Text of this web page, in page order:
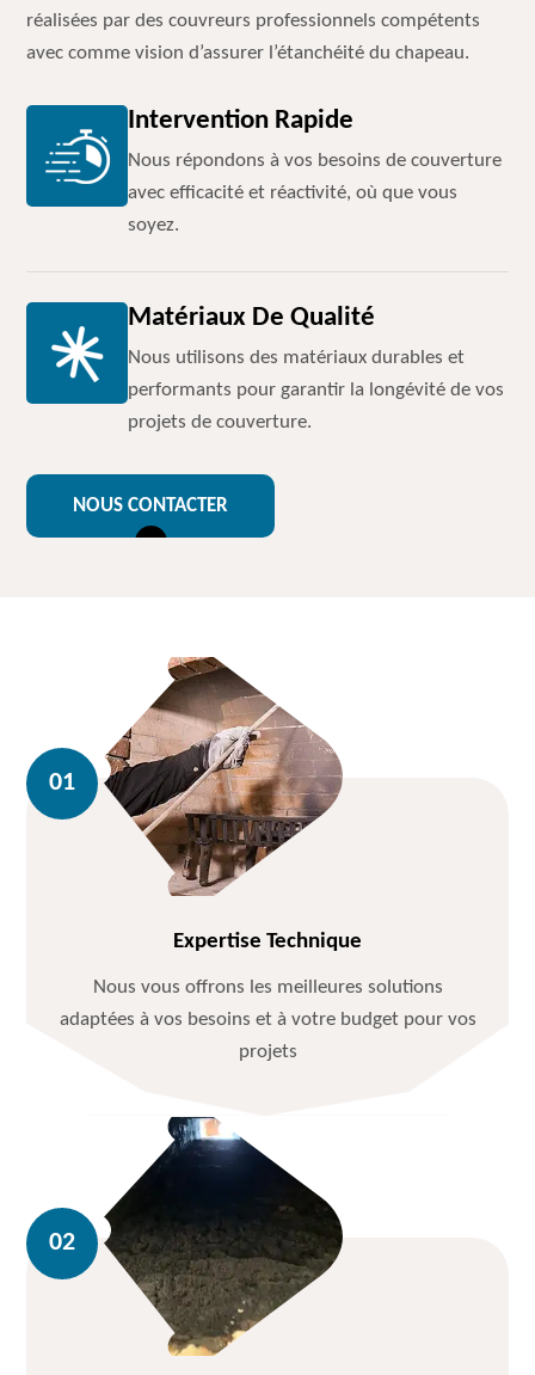
réalisées par des couvreurs professionnels compétents
avec comme vision d’assurer l’étanchéité du chapeau.
Intervention Rapide
Nous répondons à vos besoins de couverture
avec efficacité et réactivité, où que vous
soyez.
Matériaux De Qualité
Nous utilisons des matériaux durables et
performants pour garantir la longévité de vos
projets de couverture.
NOUS CONTACTER
Expertise Technique
Nous vous offrons les meilleures solutions
adaptées à vos besoins et à votre budget pour vos
projets